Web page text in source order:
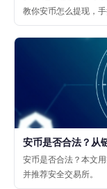
教你安币怎么提现，
安币是否合法？从
安币是否合法？本文
并推荐安全交易所。